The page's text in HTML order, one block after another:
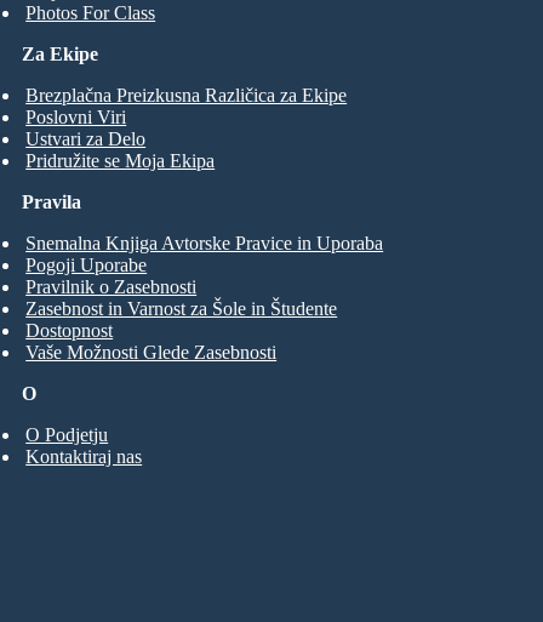
Photos For Class
Za Ekipe
Brezplačna Preizkusna Različica za Ekipe
Poslovni Viri
Ustvari za Delo
Pridružite se Moja Ekipa
O
O Podjetju
Kontaktiraj nas
Pravila
Snemalna Knjiga Avtorske Pravice in Uporaba
Pogoji Uporabe
Pravilnik o Zasebnosti
Zasebnost in Varnost za Šole in Študente
Dostopnost
Vaše Možnosti Glede Zasebnosti